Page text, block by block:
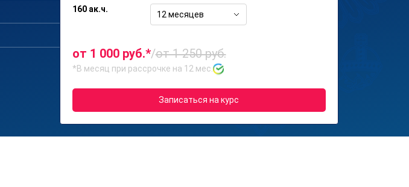
160 ак.ч.
12 месяцев
от 1 000 руб.*/от 1 250 руб.
*В месяц при рассрочке на 12 мес.
Записаться на курс